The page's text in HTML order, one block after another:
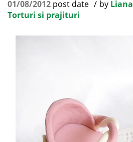
01/08/2012 post date by
Torturi si prajituri